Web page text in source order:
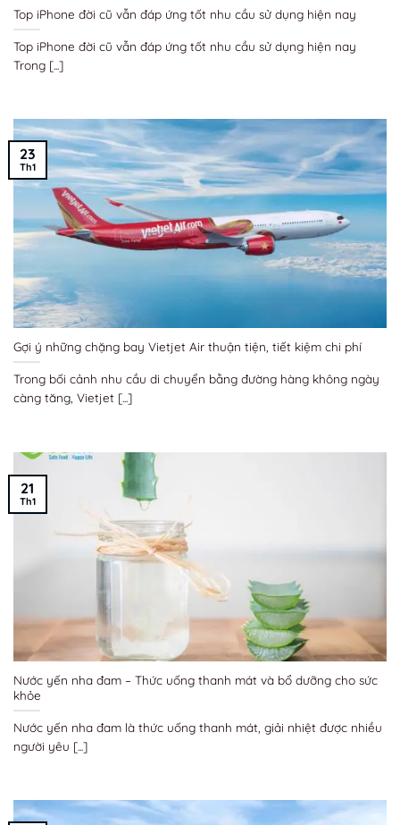
Top iPhone đời cũ vẫn đáp ứng tốt nhu cầu sử dụng hiện nay
Top iPhone đời cũ vẫn đáp ứng tốt nhu cầu sử dụng hiện nay
Trong [...]
Gợi ý những chặng bay Vietjet Air thuận tiện, tiết kiệm chi phí
Trong bối cảnh nhu cầu di chuyển bằng đường hàng không ngày
càng tăng, Vietjet [...]
23
Th1
Nước yến nha đam – Thức uống thanh mát và bổ dưỡng cho sức
khỏe
Nước yến nha đam là thức uống thanh mát, giải nhiệt được nhiều
người yêu [...]
21
Th1